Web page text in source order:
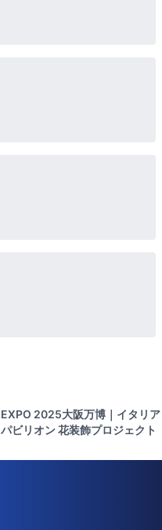
EXPO 2025大阪万博｜イタリア
パビリオン 花装飾プロジェクト